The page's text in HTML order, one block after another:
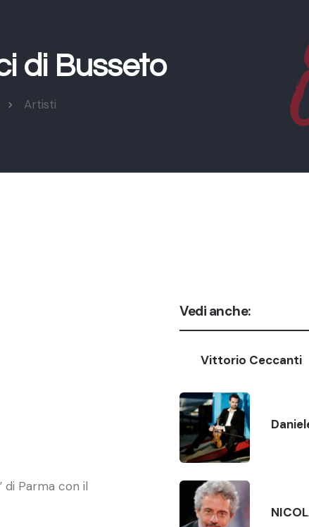
di Busseto
Artisti
di Parma con il
Vedi anche:
Vittorio Ceccanti